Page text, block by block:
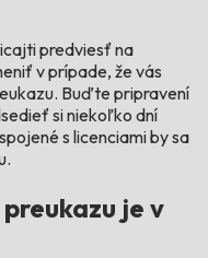
predviesť na
v prípade, že vás
Buďte pripravení
si niekoľko dní
spojené s licenciami by sa
je v